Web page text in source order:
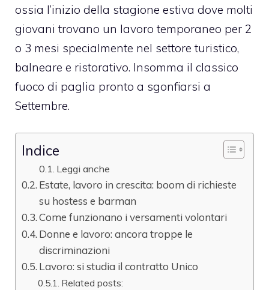
ossia l’inizio della stagione estiva dove molti
giovani trovano un lavoro temporaneo per 2
o 3 mesi specialmente nel settore turistico,
balneare e ristorativo. Insomma il classico
fuoco di paglia pronto a sgonfiarsi a
Settembre.
Indice
Leggi anche
Estate, lavoro in crescita: boom di richieste
su hostess e barman
Come funzionano i versamenti volontari
Donne e lavoro: ancora troppe le
discriminazioni
Lavoro: si studia il contratto Unico
Related posts: